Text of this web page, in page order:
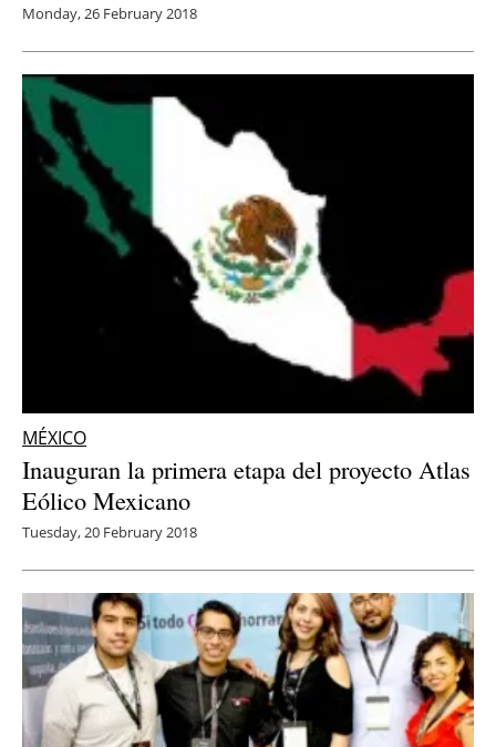
Monday, 26 February 2018
MÉXICO
Inauguran la primera etapa del proyecto Atlas
Eólico Mexicano
Tuesday, 20 February 2018